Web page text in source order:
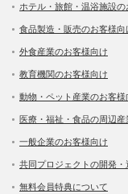
ホテル・旅館・温浴施設の
食品製造・販売のお客様向
外食産業のお客様向け
教育機関のお客様向け
動物・ペット産業のお客様
医療・福祉・食品の周辺
一般企業のお客様向け
共同プロジェクトの開発・
無料会員特典について